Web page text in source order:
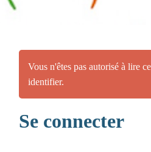
Vous n'êtes pas autorisé à lire
identifier.
Se connecter